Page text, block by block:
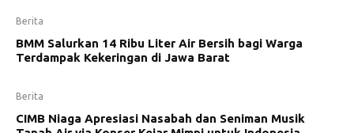
Berita
BMM Salurkan 14 Ribu Liter Air Bersih bagi Warga
Terdampak Kekeringan di Jawa Barat
Berita
CIMB Niaga Apresiasi Nasabah dan Seniman Musik